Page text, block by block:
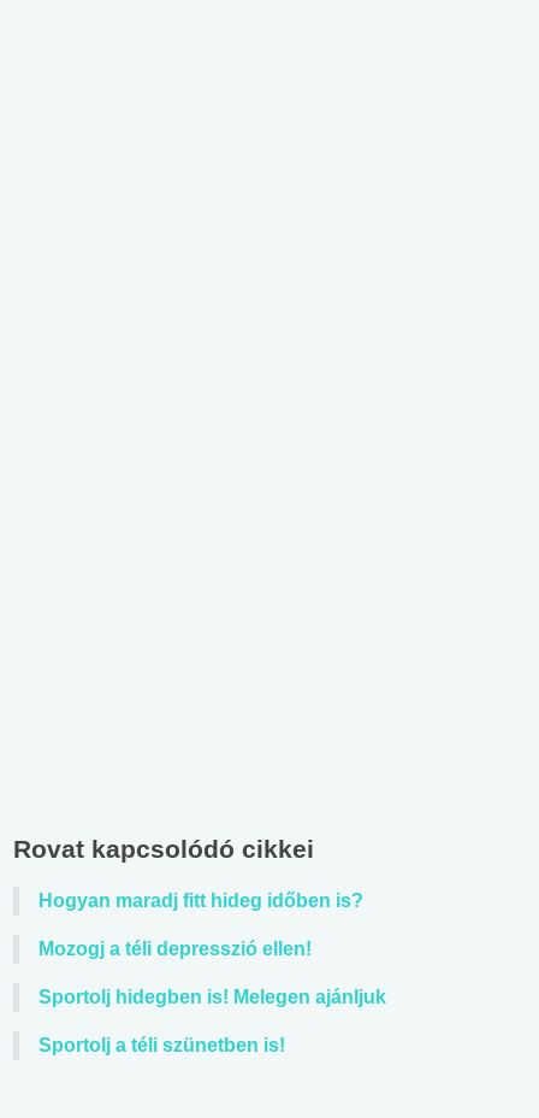
Rovat kapcsolódó cikkei
Hogyan maradj fitt hideg időben is?
Mozogj a téli depresszió ellen!
Sportolj hidegben is! Melegen ajánljuk
Sportolj a téli szünetben is!